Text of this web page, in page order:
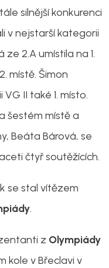
silnější konkurenci
v nejstarší kategorii
2.A umístila na 1.
místě. Šimon
II také 1. místo.
šestém místě a
Beáta Bárová, se
čtyř soutěžících.
se stal vítězem
.
z Olympiády
kole v Břeclavi v